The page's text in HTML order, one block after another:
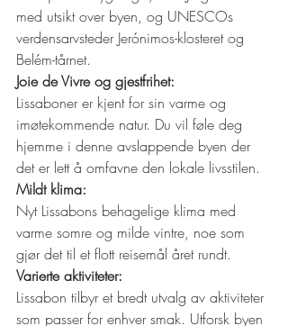
med utsikt over byen, og UNESCOs
verdensarvsteder Jerónimos-klosteret og
Belém-tårnet.
Joie de Vivre og gjestfrihet:
Lissaboner er kjent for sin varme og
imøtekommende natur. Du vil føle deg
hjemme i denne avslappende byen der
det er lett å omfavne den lokale livsstilen.
Mildt klima:
Nyt Lissabons behagelige klima med
varme somre og milde vintre, noe som
gjør det til et flott reisemål året rundt.
Varierte aktiviteter:
Lissabon tilbyr et bredt utvalg av aktiviteter
som passer for enhver smak. Utforsk byen